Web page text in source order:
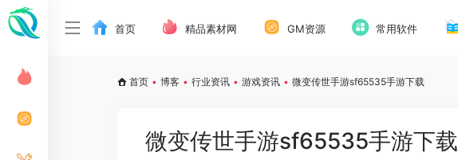
首页 精品素材网 GM资源 常用软件
首页 • 博客 • 行业资讯 • 游戏资讯 • 微变传世手游sf65535手游下载
微变传世手游sf65535手游下载